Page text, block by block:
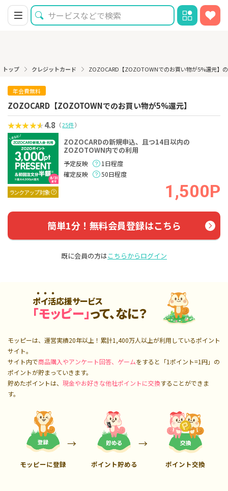
トップ クレジットカード ZOZOCARD【ZOZOTOWNでのお買い物が5%還元】
年会費無料
ZOZOCARD【ZOZOTOWNでのお買い物が5%還元】
4.8 （25件）
ランクアップ対象
ZOZOCARDの新規申込、且つ14日以内の
ZOZOTOWN内での利用
予定反映
1日程度
確定反映
50日程度
1,500P
簡単1分！無料会員登録はこちら
既に会員の方はこちらからログイン
ポイ活応援サービス
「モッピー」って、なに？
モッピーは、運営実績20年以上！累計1,400万人以上が利用しているポイント
サイト。
サイト内で商品購入やアンケート回答、ゲームをすると「1ポイント=1円」の
ポイントが貯まっていきます。
貯めたポイントは、 現金やお好きな他社ポイントに交換することができま
す。
モッピーに登録 ポイント貯める ポイント交換